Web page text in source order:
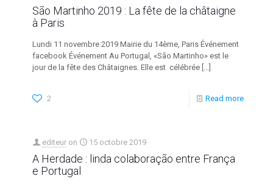
São Martinho 2019 : La fête de la châtaigne
à Paris
Lundi 11 novembre 2019 Mairie du 14ème, Paris Événement
facebook Événement Au Portugal, «São Martinho» est le
jour de la fête des Châtaignes. Elle est célébrée […]
2 Read more
editeur on 15 octobre 2019
A Herdade : linda colaboração entre França
e Portugal